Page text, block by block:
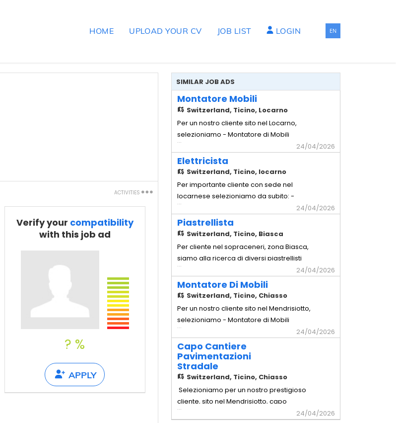
HOME UPLOAD YOUR CV JOB LIST LOGIN EN
ACTIVITIES
Print
Tell a friend
Verify your compatibility
with this job ad
? %
APPLY
SIMILAR JOB ADS
Montatore Mobili
Switzerland, Ticino, Locarno
Per un nostro cliente sito nel Locarno,
selezioniamo - Montatore di Mobili
Requisiti richiesti - Comprovata
esperienza pluriennale nella mansione -
Comprovata capacità a lavorare in
dell'attrezzatura di base - Disponibilità a
lavorare in Trasferta in Svizzera Interna
Offr
...
24/04/2026
Elettricista
Switzerland, Ticino, locarno
Per importante cliente con sede nel
locarnese selezioniamo da subito: -
Elettricista Mansioni - Installazione e
manutenzione di impianti elettrici civili e
industriali - Cablaggio e montaggio di
componenti - Posa di cavi, canaline e
tubazioni elettriche
...
24/04/2026
Piastrellista
Switzerland, Ticino, Biasca
Per cliente nel sopraceneri, zona Biasca,
siamo alla ricerca di diversi piastrellisti
con comprovata esperienza si lavorerà
su strutture di privati ed industriali
attrezzatura propria richiesta (esclusa la
...
24/04/2026
Montatore Di Mobili
Switzerland, Ticino, Chiasso
Per un nostro cliente sito nel Mendrisiotto,
selezioniamo - Montatore di Mobili
Requisiti richiesti - Comprovata
esperienza pluriennale nella mansione -
Comprovata capacità a lavorare in
maniera autonoma - Possesso
dell'attrezzatura di base - Disponibilità a
lavorare in Trasferta in Svizzera Intern
...
24/04/2026
Capo Cantiere
Pavimentazioni
Stradale
Switzerland, Ticino, Chiasso
Selezioniamo per un nostro prestigioso
cliente, sito nel Mendrisiotto, capo
squadra con esperienza nel settore
...
24/04/2026